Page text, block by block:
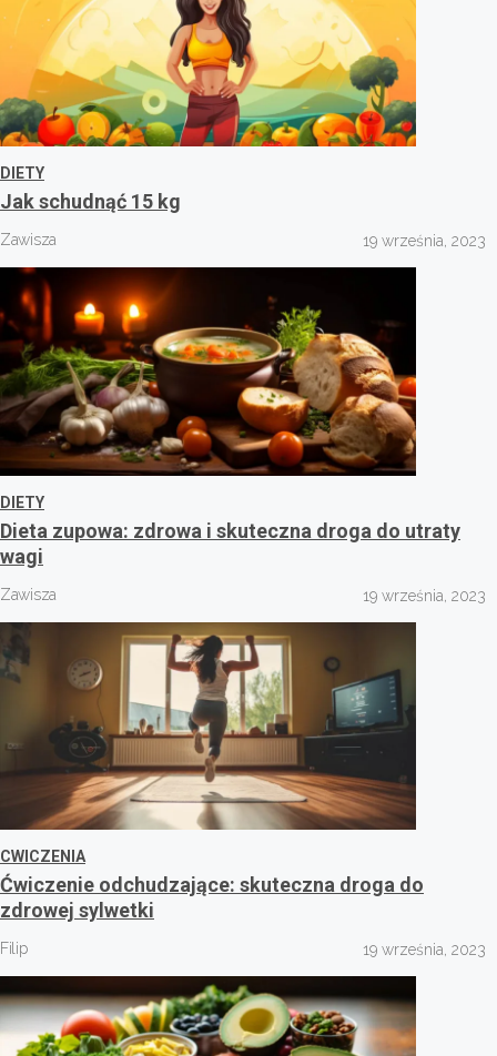
DIETY
Jak schudnąć 15 kg
Zawisza 19 września, 2023
DIETY
Dieta zupowa: zdrowa i skuteczna droga do utraty
wagi
Zawisza 19 września, 2023
CWICZENIA
Ćwiczenie odchudzające: skuteczna droga do
zdrowej sylwetki
Filip 19 września, 2023